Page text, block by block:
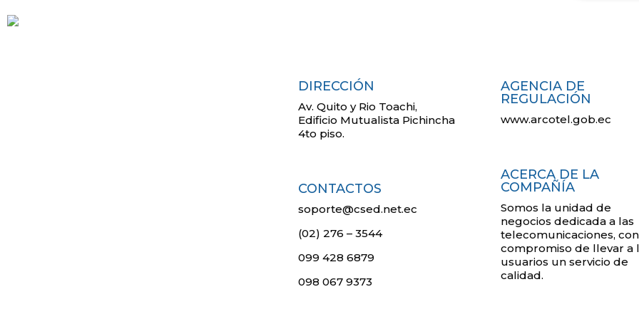
DIRECCIÓN
Av. Quito y Rio Toachi,
Edificio Mutualista Pichincha
4to piso.
CONTACTOS
soporte@csed.net.ec
(02) 276 – 3544
099 428 6879
098 067 9373
AGENCIA DE
REGULACIÓN
www.arcotel.gob.ec
ACERCA DE LA
COMPAÑÍA
Somos la unidad de
negocios dedicada a las
telecomunicaciones,
compromiso de llevar a
usuarios un servicio de
calidad.